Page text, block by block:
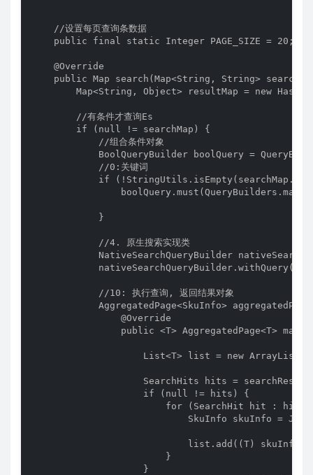
    //设置每页查询条数据
    public final static Integer PAGE_SIZE = 20;
    @Override
public Map search(Map<String, String>
Map<String, Object> resultMap = new
        //有条件才查询Es
        if (null != searchMap) {
            //组合条件对象
BoolQueryBuilder boolQuery =
            //0:关键词
if
            }
            //4. 原生搜索实现类
NativeSearchQueryBuilder
            //10: 执行查询, 返回结果对象
AggregatedPage<SkuInfo>
                @Override
public <T> AggregatedPage<T>
List<T> list = new
SearchHits hits =
                    if (null != hits) {
for (SearchHit hit : hits)
SkuInfo skuInfo =
                            list.add((T) skuInfo);
                        }
                    }